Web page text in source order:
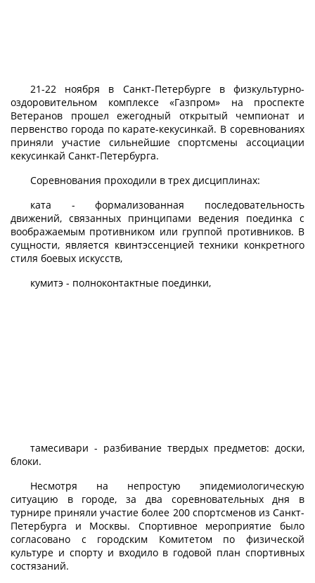
21-22 ноября в Санкт-Петербурге в физкультурно-
оздоровительном комплексе «Газпром» на проспекте
Ветеранов прошел ежегодный открытый чемпионат и
первенство города по карате-кекусинкай. В соревнованиях
приняли участие сильнейшие спортсмены ассоциации
кекусинкай Санкт-Петербурга.
Соревнования проходили в трех дисциплинах:
ката - формализованная последовательность
движений, связанных принципами ведения поединка с
воображаемым противником или группой противников. В
сущности, является квинтэссенцией техники конкретного
стиля боевых искусств,
кумитэ - полноконтактные поединки,
тамесивари - разбивание твердых предметов: доски,
блоки.
Несмотря на непростую эпидемиологическую
ситуацию в городе, за два соревновательных дня в
турнире приняли участие более 200 спортсменов из Санкт-
Петербурга и Москвы. Спортивное мероприятие было
согласовано с городским Комитетом по физической
культуре и спорту и входило в годовой план спортивных
состязаний.